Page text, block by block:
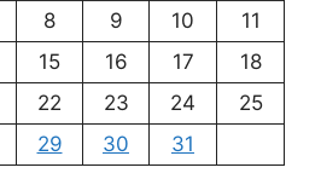
8 9 10
11
15 16 17
18
22 23 24
25
29 30 31